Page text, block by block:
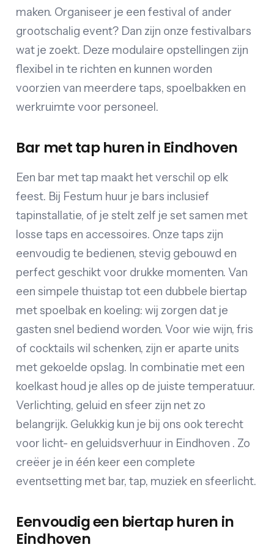
maken. Organiseer je een festival of ander
grootschalig event? Dan zijn onze festivalbars
wat je zoekt. Deze modulaire opstellingen zijn
flexibel in te richten en kunnen worden
voorzien van meerdere taps, spoelbakken en
werkruimte voor personeel.
Bar met tap huren in Eindhoven
Een bar met tap maakt het verschil op elk
feest. Bij Festum huur je bars inclusief
tapinstallatie, of je stelt zelf je set samen met
losse taps en accessoires. Onze taps zijn
eenvoudig te bedienen, stevig gebouwd en
perfect geschikt voor drukke momenten. Van
een simpele thuistap tot een dubbele biertap
met spoelbak en koeling: wij zorgen dat je
gasten snel bediend worden. Voor wie wijn, fris
of cocktails wil schenken, zijn er aparte units
met gekoelde opslag. In combinatie met een
koelkast houd je alles op de juiste temperatuur.
Verlichting, geluid en sfeer zijn net zo
belangrijk. Gelukkig kun je bij ons ook terecht
voor licht- en geluidsverhuur in Eindhoven . Zo
creëer je in één keer een complete
eventsetting met bar, tap, muziek en sfeerlicht.
Eenvoudig een biertap huren in
Eindhoven